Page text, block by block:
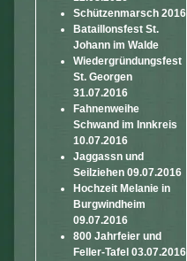
Schützenmarsch 2016
Bataillonsfest St.
Johann im Walde
Wiedergründungsfest
St. Georgen
31.07.2016
Fahnenweihe
Schwand im Innkreis
10.07.2016
Jaggassn und
Seilziehen 09.07.2016
Hochzeit Melanie in
Burgwindheim
09.07.2016
800 Jahrfeier und
Feller-Tafel 03.07.2016